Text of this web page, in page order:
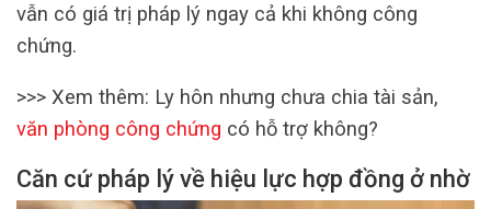
vẫn có giá trị pháp lý ngay cả khi không công
chứng.
>>> Xem thêm: Ly hôn nhưng chưa chia tài sản,
văn phòng công chứng có hỗ trợ không?
Căn cứ pháp lý về hiệu lực hợp đồng ở nhờ